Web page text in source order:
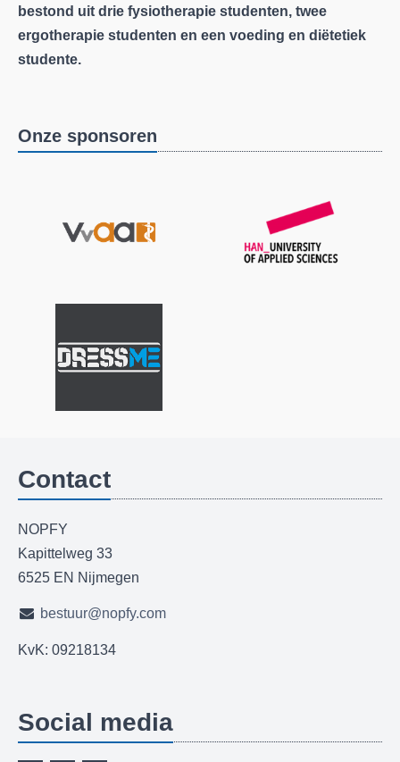
bestond uit drie fysiotherapie studenten, twee
ergotherapie studenten en een voeding en diëtetiek
studente.
Onze sponsoren
Contact
NOPFY
Kapittelweg 33
6525 EN Nijmegen
bestuur@nopfy.com
KvK: 09218134
Social media